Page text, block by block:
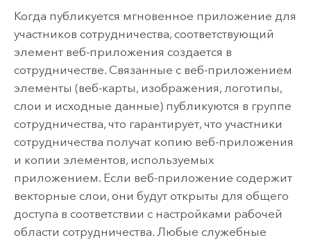
Когда публикуется мгновенное приложение для
участников сотрудничества, соответствующий
элемент веб-приложения создается в
сотрудничестве. Связанные с веб-приложением
элементы (веб-карты, изображения, логотипы,
слои и исходные данные) публикуются в группе
сотрудничества, что гарантирует, что участники
сотрудничества получат копию веб-приложения
и копии элементов, используемых
приложением. Если веб-приложение содержит
векторные слои, они будут открыты для общего
доступа в соответствии с настройками рабочей
области сотрудничества. Любые служебные